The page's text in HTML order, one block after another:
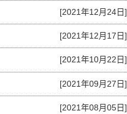
[2021年12月24日]
[2021年12月17日]
[2021年10月22日]
[2021年09月27日]
[2021年08月05日]